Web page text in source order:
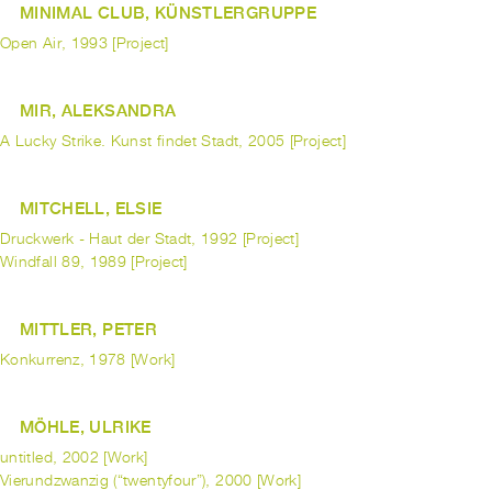
MINIMAL CLUB, KÜNSTLERGRUPPE
Open Air, 1993 [Project]
MIR, ALEKSANDRA
A Lucky Strike. Kunst findet Stadt, 2005 [Project]
MITCHELL, ELSIE
Druckwerk - Haut der Stadt, 1992 [Project]
Windfall 89, 1989 [Project]
MITTLER, PETER
Konkurrenz, 1978 [Work]
MÖHLE, ULRIKE
untitled, 2002 [Work]
Vierundzwanzig (“twentyfour”), 2000 [Work]